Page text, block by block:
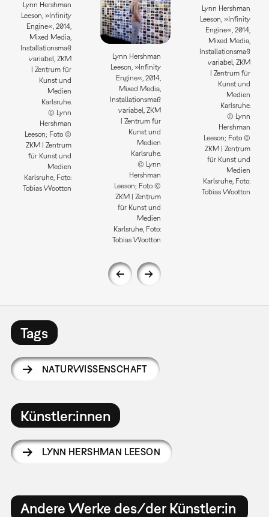
Lynn Hershman
Leeson, »Infinity
Engine«, 2014,
Mixed Media,
Installationsmaß
variabel, ZKM
| Zentrum für
Kunst und
Medien
Karlsruhe.
© Lynn
Hershman
Leeson; Foto ©
ZKM | Zentrum
für Kunst und
Medien
Karlsruhe, Foto:
Tobias Wootton
Lynn Hershman
Leeson, »Infinity
Engine«, 2014,
Mixed Media,
Installationsmaß
variabel, ZKM
| Zentrum für
Kunst und
Medien
Karlsruhe.
© Lynn
Hershman
Leeson; Foto ©
ZKM | Zentrum
für Kunst und
Medien
Karlsruhe, Foto:
Tobias Wootton
Lynn Hershman
Leeson, »Infinity
Engine«, 2014,
Mixed Media,
Installationsmaß
variabel, ZKM
| Zentrum für
Kunst und
Medien
Karlsruhe.
© Lynn
Hershman
Leeson; Foto ©
ZKM | Zentrum
für Kunst und
Medien
Karlsruhe, Foto:
Tobias Wootton
Tags
NATURWISSENSCHAFT
Künstler:innen
LYNN HERSHMAN LEESON
Andere Werke des/der Künstler:in